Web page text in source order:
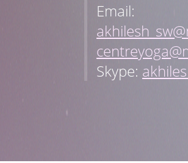
Email:
Skype: